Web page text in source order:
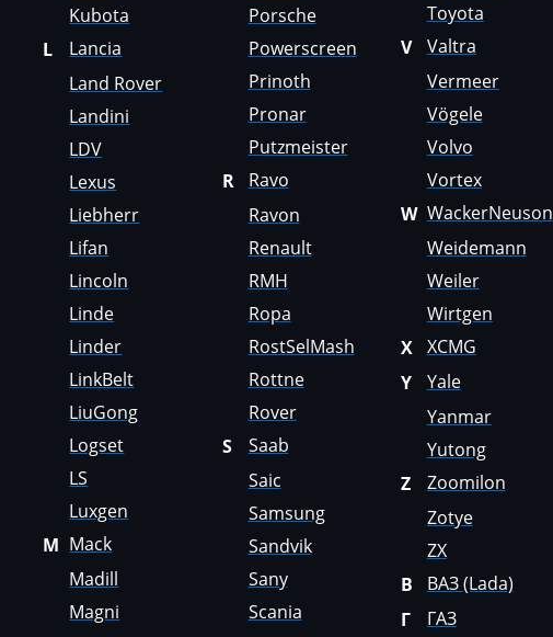
Kubota
L
Lancia
Land Rover
Landini
LDV
Lexus
Liebherr
Lifan
Lincoln
Linde
Linder
LinkBelt
LiuGong
Logset
LS
Luxgen
M Mack
Madill
Magni
Porsche
Powerscreen
Prinoth
Pronar
Putzmeister
R
Ravo
Ravon
Renault
RMH
Ropa
RostSelMash
Rottne
Rover
S
Saab
Saic
Samsung
Sandvik
Sany
Scania
Toyota
V
Valtra
Vermeer
Vögele
Volvo
Vortex
W WackerNeuson
Weidemann
Weiler
Wirtgen
X
XCMG
Y
Yale
Yanmar
Yutong
Z
Zoomilon
Zotye
ZX
В
ВАЗ (Lada)
Г
ГАЗ